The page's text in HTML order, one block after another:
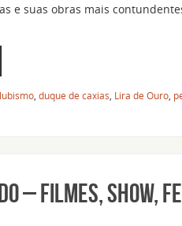
e suas obras mais
, duque de caxias Lira de Ouro,
– filmes, show,